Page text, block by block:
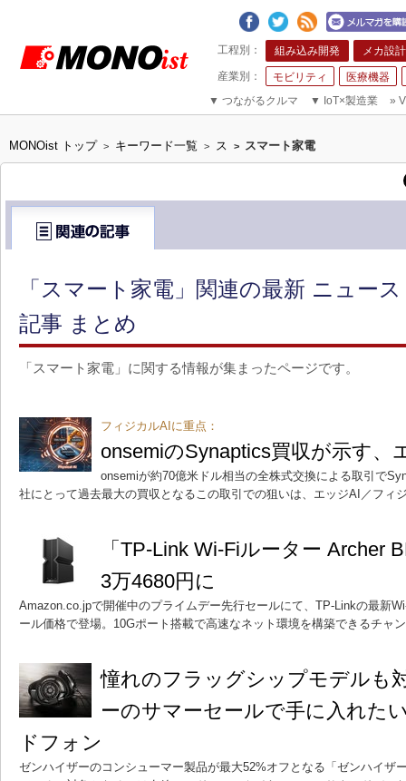
組み込み開発 メカ設計
モビリティ
医療機器
▼ つながるクルマ ▼ IoT×製造業 »
MONOist トップ > キーワード一覧 > ス > スマート家電
「スマート家電」関連の最新 ニュー
記事 まとめ
「スマート家電」に関する情報が集まったページです。
フィジカルAIに重点：
onsemiのSynaptics買収が示す、
onsemiが約70億米ドル相当の全株式交換による取引で
社にとって過去最大の買収となるこの取引での狙いは、エッジAI／フィ
「TP-Link Wi-Fiルーター Archer
3万4680円に
Amazon.co.jpで開催中のプライムデー先行セールにて、TP-Linkの最新
ール価格で登場。10Gポート搭載で高速なネット環境を構築できるチャ
憧れのフラッグシップモデル
ーのサマーセールで手に入れた
ドフォン
ゼンハイザーのコンシューマー製品が最大52%オフとなる「ゼンハイザ